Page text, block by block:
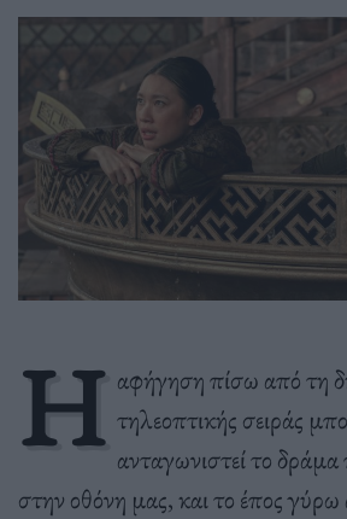
Η αφήγηση πίσω από τη
τηλεοπτικής σειράς
ανταγωνιστεί το δράμα
στην οθόνη μας, και το έπος γύρω